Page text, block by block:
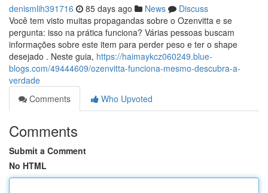
denismlih391716 85 days ago News
Discuss
Você tem visto muitas propagandas sobre o Ozenvitta e se
pergunta: isso na prática funciona? Várias pessoas buscam
informações sobre este item para perder peso e ter o shape
desejado . Neste guia, https://haimaykcz060249.blue-
blogs.com/49444609/ozenvitta-funciona-mesmo-descubra-a-
verdade
Comments
Who Upvoted
Comments
Submit a Comment
No HTML